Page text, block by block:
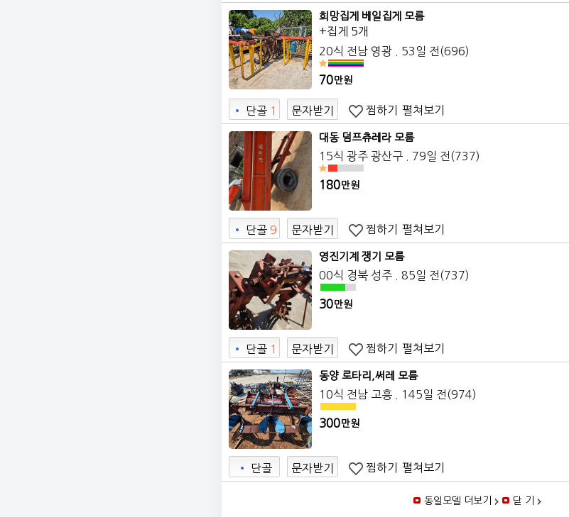
희망집게 베일집게 모름
+집게 5개
20식 전남 영광 . 53일 전(696)
70만원
• 단골 1
2
문자받기 찜하기 펼쳐보기
대동 덤프츄레라 모름
15식 광주 광산구 . 79일 전(737)
180만원
• 단골 9 문자받기 찜하기 펼쳐보기
영진기계 쟁기 모름
00식 경북 성주 . 85일 전(737)
30만원
• 단골 1 문자받기 찜하기 펼쳐보기
동양 로타리,써레 모름
10식 전남 고흥 . 145일 전(974)
300만원
• 단골 문자받기 찜하기 펼쳐보기
동일모델 더보기 닫 기